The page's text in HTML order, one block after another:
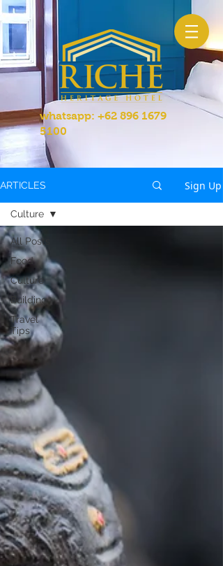
whatsapp: +62 896 1679
5100
ARTICLES Sign Up
All Posts
Food
Culture
Building
Travel
Tips
Culture